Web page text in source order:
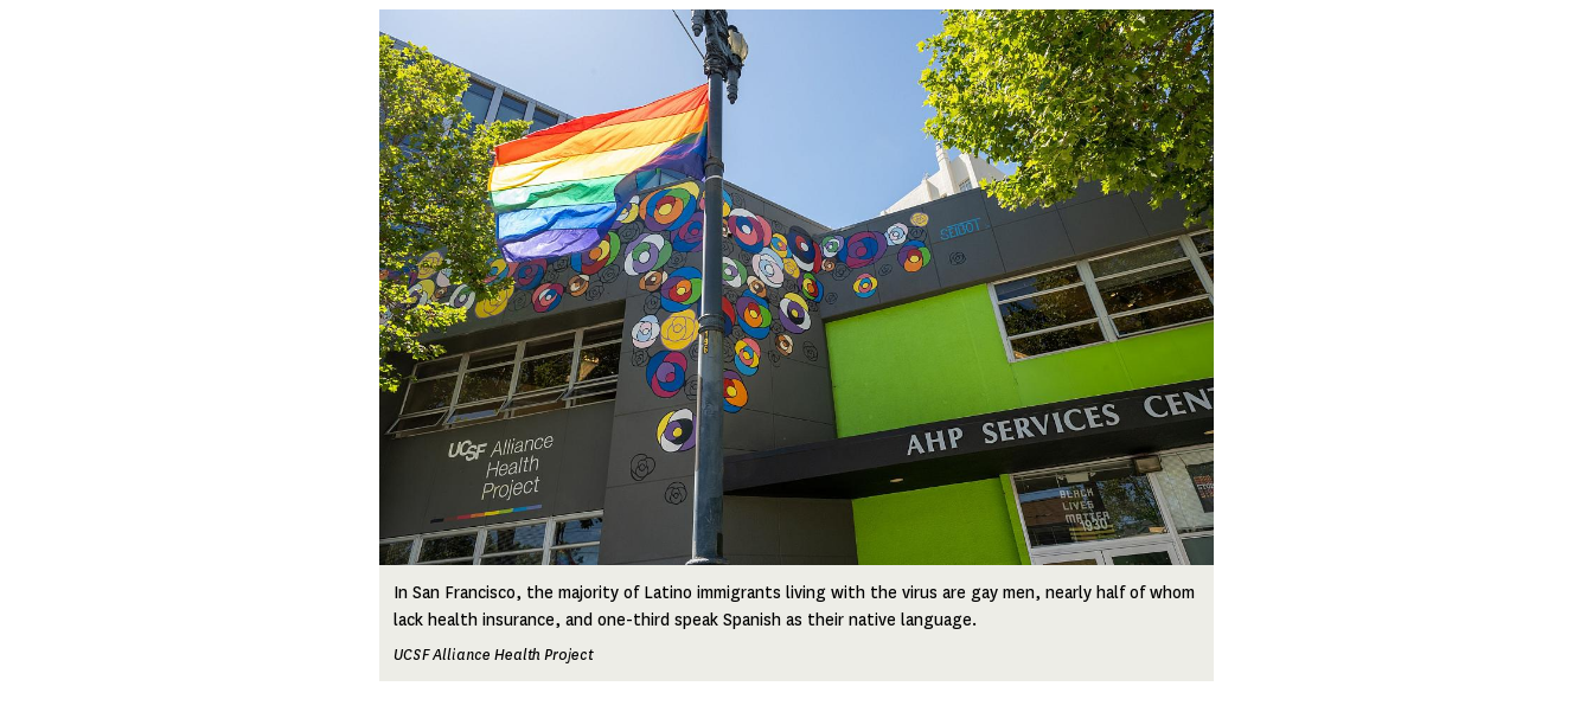
Image
In San Francisco, the majority of Latino immigrants living with the virus are gay men, nearly half of whom
lack health insurance, and one-third speak Spanish as their native language.
UCSF Alliance Health Project